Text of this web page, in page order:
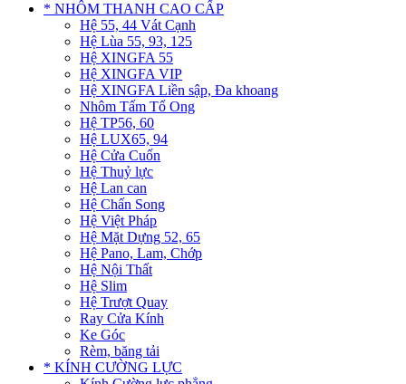
* NHÔM THANH CAO CẤP
Hệ 55, 44 Vát Cạnh
Hệ Lùa 55, 93, 125
Hệ XINGFA 55
Hệ XINGFA VIP
Hệ XINGFA Liền sập, Đa khoang
Nhôm Tấm Tổ Ong
Hệ TP56, 60
Hệ LUX65, 94
Hệ Cửa Cuốn
Hệ Thuỷ lực
Hệ Lan can
Hệ Chấn Song
Hệ Việt Pháp
Hệ Mặt Dựng 52, 65
Hệ Pano, Lam, Chớp
Hệ Nội Thất
Hệ Slim
Hệ Trượt Quay
Ray Cửa Kính
Ke Góc
Rèm, băng tải
* KÍNH CƯỜNG LỰC